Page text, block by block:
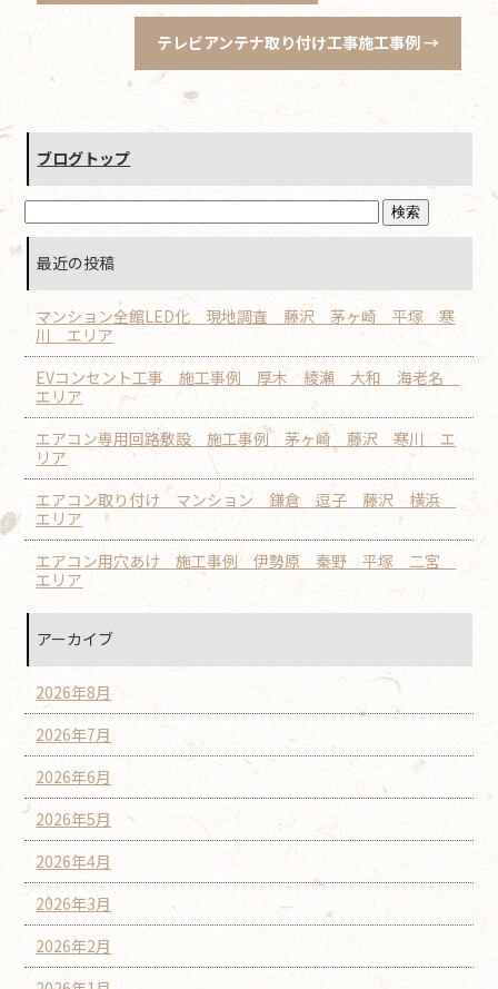
テレビアンテナ取り付け工事施工事例→
ブログトップ
最近の投稿
マンション全館LED化 現地調査 藤沢 茅ヶ崎 平塚 寒
川 エリア
EVコンセント工事 施工事例 厚木 綾瀬 大和 海老名
エリア
エアコン専用回路敷設 施工事例 茅ヶ崎 藤沢 寒川 エ
リア
エアコン取り付け マンション 鎌倉 逗子 藤沢 横浜
エリア
エアコン用穴あけ 施工事例 伊勢原 秦野 平塚 二宮
エリア
アーカイブ
2026年8月
2026年7月
2026年6月
2026年5月
2026年4月
2026年3月
2026年2月